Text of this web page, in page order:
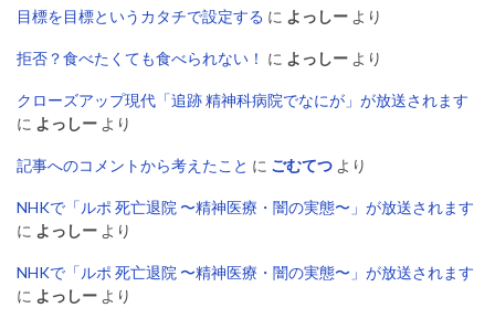
目標を目標というカタチで設定する に よっしー より
拒否？食べたくても食べられない！ に よっしー より
クローズアップ現代「追跡 精神科病院でなにが」が放送されます
に よっしー より
記事へのコメントから考えたこと に ごむてつ より
NHKで「ルポ 死亡退院 〜精神医療・闇の実態〜」が放送されます
に よっしー より
NHKで「ルポ 死亡退院 〜精神医療・闇の実態〜」が放送されます
に よっしー より